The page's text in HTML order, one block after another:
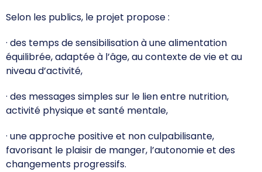
Selon les publics, le projet propose :
· des temps de sensibilisation à une alimentation
équilibrée, adaptée à l’âge, au contexte de vie et au
niveau d’activité,
· des messages simples sur le lien entre nutrition,
activité physique et santé mentale,
· une approche positive et non culpabilisante,
favorisant le plaisir de manger, l’autonomie et des
changements progressifs.